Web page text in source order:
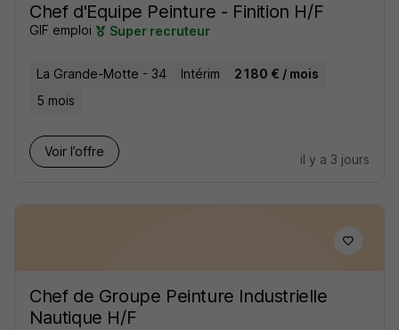
Chef d'Equipe Peinture - Finition H/F
GIF emploi Super recruteur
La Grande-Motte - 34 Intérim
2 180 € / mois
5 mois
Voir l’offre
il y a 3 jours
Chef de Groupe Peinture Industrielle
Nautique H/F